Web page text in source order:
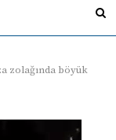
zolağında böyük